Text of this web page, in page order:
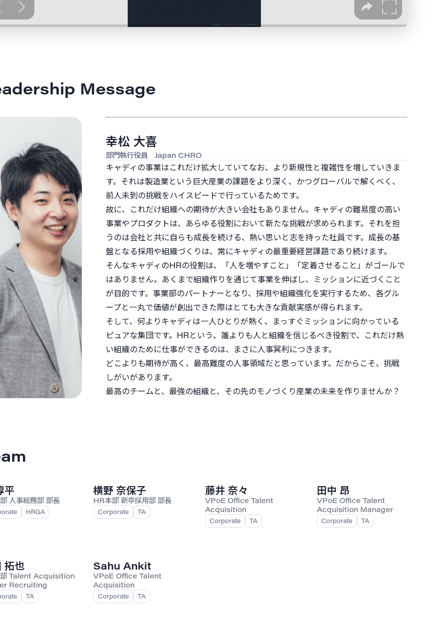
Message
幸松 大喜
部門執行役員 Japan CHRO
キャディの事業はこれだけ拡大していてなお、より新規性と複雑性を増していきま
す。それは製造業という巨大産業の課題をより深く、かつグローバルで解くべく、
前人未到の挑戦をハイスピードで行っているためです。
故に、これだけ組織への期待が大きい会社もありません。キャディの難易度の高い
事業やプロダクトは、あらゆる役割において新たな挑戦が求められます。それを担
うのは会社と共に自らも成長を続ける、熱い思いと志を持った社員です。成長の基
盤となる採用や組織づくりは、常にキャディの最重要経営課題であり続けます。
そんなキャディのHRの役割は、「人を増やすこと」「定着させること」がゴールで
はありません。あくまで組織作りを通じて事業を伸ばし、ミッションに近づくこと
が目的です。事業部のパートナーとなり、採用や組織強化を実行するため、各グル
ープと一丸で価値が創出できた際はとても大きな貢献実感が得られます。
そして、何よりキャディは一人ひとりが熱く、まっすぐミッションに向かっている
ピュアな集団です。HRという、誰よりも人と組織を信じるべき役割で、これだけ熱
い組織のために仕事ができるのは、まさに人事冥利につきます。
どこよりも期待が高く、最高難度の人事領域だと思っています。だからこそ、挑戦
しがいがあります。
最高のチームと、最強の組織と、その先のモノづくり産業の未来を作りませんか？
平
人事総務部 部長
HRGA
横野 奈保子
HR本部 新卒採用部 部長
Corporate TA
藤井 奈々
VPoE Office Talent
Acquisition
Corporate TA
田中 昂
VPoE Office Talent
Acquisition Manager
Corporate TA
拓也
Talent Acquisition
Recruiting
TA
Sahu Ankit
VPoE Office Talent
Acquisition
Corporate TA